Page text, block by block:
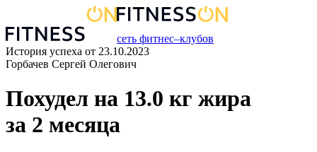
сеть фитнес–клубов
История успеха от 23.10.2023
Горбачев Сергей Олегович
Похудел на 13.0 кг жира
за 2 месяца